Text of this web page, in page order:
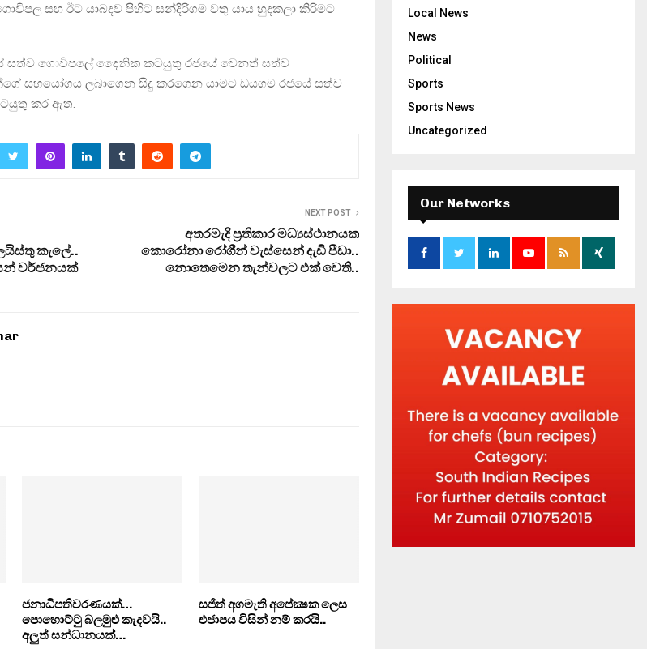
සහ ඊට යාබදව පිහිට සන්දිරිගම වතු යාය හුදකලා කිරිමට
සත්ව ගොවිපලේ දෛනික කටයුතු රජයේ වෙනත් සත්ව
සහයෝගය ලබාගෙන සිදු කරගෙන යාමට ඩයගම රජයේ සත්ව
කර ඇත.
කැලේ..
වර්ජනයක්
NEXT POST
අතරමැදි ප‍්‍රතිකාර මධ්‍යස්ථානයක
කොරෝනා රෝගීන් වැස්සෙන් දැඩි පීඩා..
නොතෙමෙන තැන්වලට එක් වෙති..
ජනාධිපතිවරණයක්…
පොහොට්ටු බලමුළු කැදවයි..
අලුත් සන්ධානයක්…
සජිත් අගමැති අපේක්‍ෂක ලෙස
එජාපය විසින් නම් කරයි..
Local News
News
Political
Sports
Sports News
Uncategorized
Our Networks